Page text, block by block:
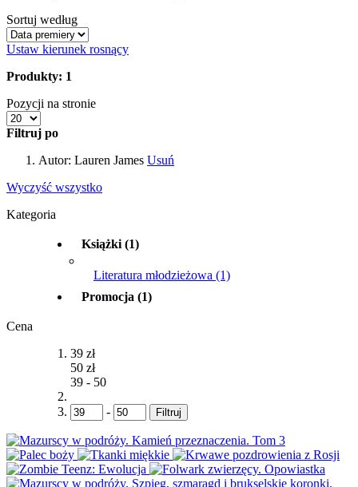
Sortuj według
Ustaw kierunek rosnący
Produkty: 1
Pozycji na stronie
Filtruj po
Autor: Lauren James Usuń
Wyczyść wszystko
Kategoria
Książki (1)
Literatura młodzieżowa (1)
Promocja (1)
Cena
39 zł
50 zł
39 - 50
- Filtruj